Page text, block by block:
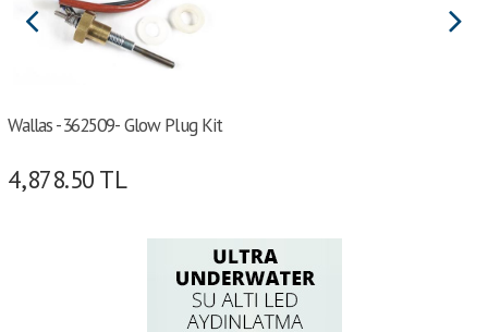
Wallas -362509- Glow Plug Kit
4,878.50 TL